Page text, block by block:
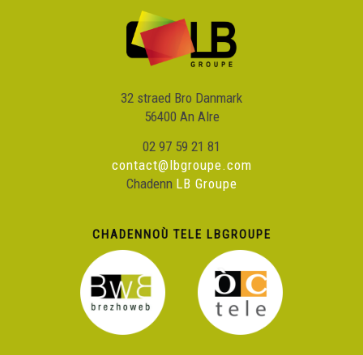
32 straed Bro Danmark
56400 An Alre
02 97 59 21 81
contact@lbgroupe.com
Chadenn LB Groupe
CHADENNOÙ TELE LBGROUPE